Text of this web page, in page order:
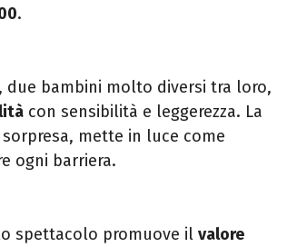
.
, due bambini molto diversi tra loro,
con sensibilità e leggerezza. La
mette in luce come
ogni barriera.
spettacolo promuove il valore